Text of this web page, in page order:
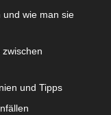
und wie man sie
und Tipps